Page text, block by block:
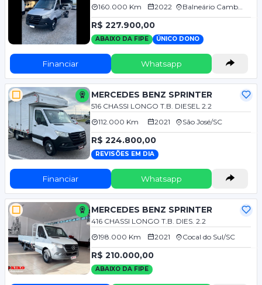
160.000 Km
2022 Balneário Camboriú/SC
R$ 227.900,00
ABAIXO DA FIPE ÚNICO DONO
Financiar Whatsapp
MERCEDES BENZ SPRINTER
516 CHASSI LONGO T.B. DIESEL 2.2
112.000 Km
2021 São José/SC
R$ 224.800,00
REVISÕES EM DIA
Financiar Whatsapp
MERCEDES BENZ SPRINTER
416 CHASSI LONGO T.B. DIES. 2.2
198.000 Km
2021 Cocal do Sul/SC
R$ 210.000,00
ABAIXO DA FIPE